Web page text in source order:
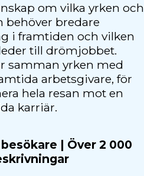
om vilka yrken och
behöver bredare
i framtiden och vilken
till drömjobbet.
samman yrken med
arbetsgivare, för
hela resan mot en
karriär.
| Över 2 000